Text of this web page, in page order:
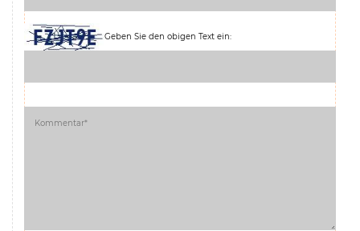
Geben Sie den obigen Text ein: